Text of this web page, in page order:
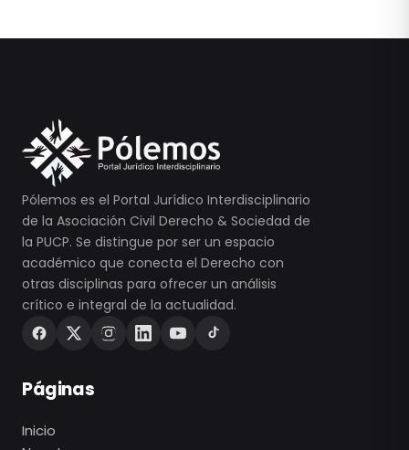
Pólemos es el Portal Jurídico Interdisciplinario
de la Asociación Civil Derecho & Sociedad de
la PUCP. Se distingue por ser un espacio
académico que conecta el Derecho con
otras disciplinas para ofrecer un análisis
crítico e integral de la actualidad.
Páginas
Inicio